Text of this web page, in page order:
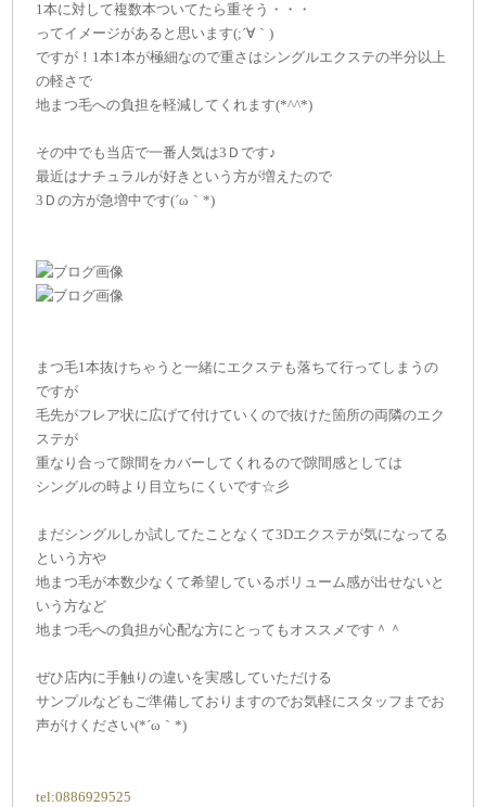
1本に対して複数本ついてたら重そう・・・
ってイメージがあると思います(;´∀｀)
ですが！1本1本が極細なので重さはシングルエクステの半分以上
の軽さで
地まつ毛への負担を軽減してくれます(*^^*)
その中でも当店で一番人気は3Ｄです♪
最近はナチュラルが好きという方が増えたので
3Ｄの方が急増中です(´ω｀*)
まつ毛1本抜けちゃうと一緒にエクステも落ちて行ってしまうの
ですが
毛先がフレア状に広げて付けていくので抜けた箇所の両隣のエク
ステが
重なり合って隙間をカバーしてくれるので隙間感としては
シングルの時より目立ちにくいです☆彡
まだシングルしか試してたことなくて3Dエクステが気になってる
という方や
地まつ毛が本数少なくて希望しているボリューム感が出せないと
いう方など
地まつ毛への負担が心配な方にとってもオススメです＾＾
ぜひ店内に手触りの違いを実感していただける
サンプルなどもご準備しておりますのでお気軽にスタッフまでお
声がけください(*´ω｀*)
tel:0886929525